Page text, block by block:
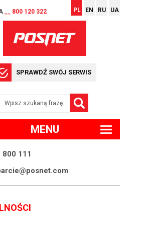
__ 800 120 322 PL EN RU UA
SPRAWDŹ SWÓJ SERWIS
MENU
800 111